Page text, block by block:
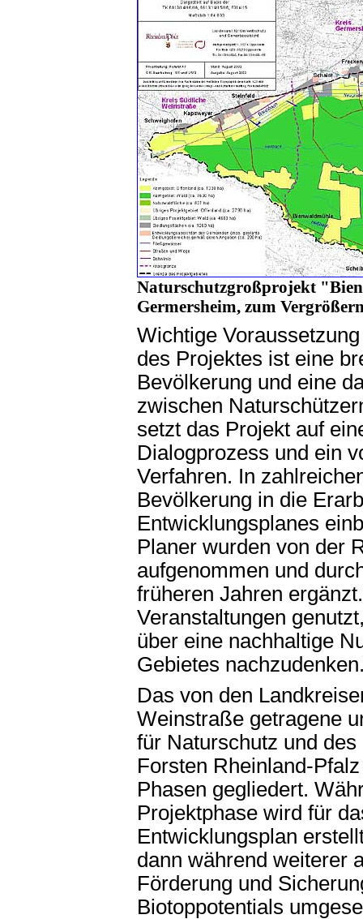
Naturschutzgroßprojekt
Germersheim, zum
Wichtige
des Projektes ist eine
Bevölkerung und eine
zwischen
setzt das Projekt auf
Dialogprozess und ein
Verfahren. In
Bevölkerung in die
Entwicklungsplanes
Planer wurden von der
aufgenommen und
früheren Jahren
Veranstaltungen
über eine nachhaltige
Gebietes
Das von den
Weinstraße getragene
für Naturschutz und
Forsten Rheinland-
Phasen gegliedert.
Projektphase wird für
Entwicklungsplan
dann während weiterer
Förderung und
Biotoppotentials